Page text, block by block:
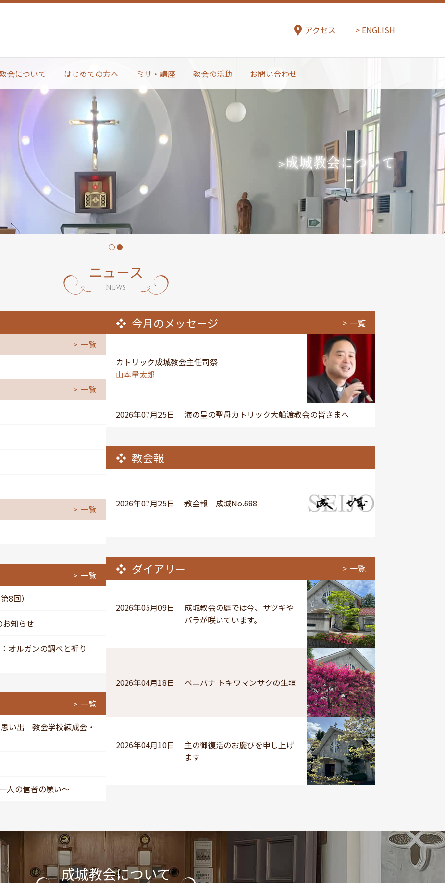
アクセス ENGLISH
会について はじめての方へ ミサ・講座 教会の活動 お問い合わせ
成城教会について
ニュース
NEWS
一覧
一覧
一覧
一覧
8回）
お知らせ
オルガンの調べと祈り
一覧
い出 教会学校練成会・
人の信者の願い～
今月のメッセージ 一覧
カトリック成城教会主任司祭
山本量太郎
2026年07月25日 海の星の聖母カトリック大船渡教会の皆さまへ
教会報
2026年07月25日 教会報 成城No.688
ダイアリー 一覧
2026年05月09日
成城教会の庭では今、サツキや
バラが咲いています。
2026年04月18日 ベニバナ トキワマンサクの生垣
2026年04月10日
主の御復活のお慶びを申し上げ
ます
成城教会について